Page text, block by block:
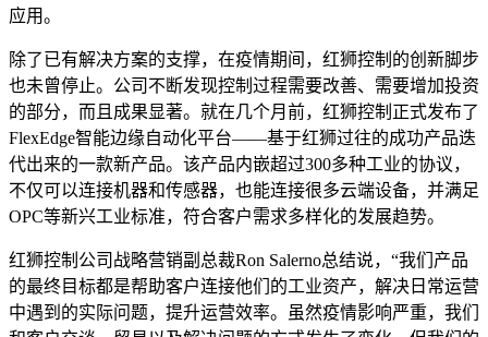
应用。
除了已有解决方案的支撑，在疫情期间，红狮控制的创新脚步
也未曾停止。公司不断发现控制过程需要改善、需要增加投资
的部分，而且成果显著。就在几个月前，红狮控制正式发布了
FlexEdge智能边缘自动化平台——基于红狮过往的成功产品迭
代出来的一款新产品。该产品内嵌超过300多种工业的协议，
不仅可以连接机器和传感器，也能连接很多云端设备，并满足
OPC等新兴工业标准，符合客户需求多样化的发展趋势。
红狮控制公司战略营销副总裁Ron Salerno总结说，“我们产品
的最终目标都是帮助客户连接他们的工业资产，解决日常运营
中遇到的实际问题，提升运营效率。虽然疫情影响严重，我们